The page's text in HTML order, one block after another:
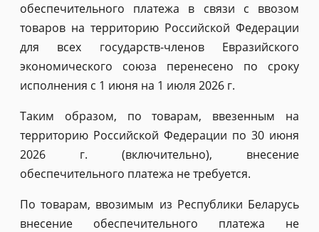
обеспечительного платежа в связи с ввозом
товаров на территорию Российской Федерации
для всех государств-членов Евразийского
экономического союза перенесено по сроку
исполнения с 1 июня на 1 июля 2026 г.
Таким образом, по товарам, ввезенным на
территорию Российской Федерации по 30 июня
2026 г. (включительно), внесение
обеспечительного платежа не требуется.
По товарам, ввозимым из Республики Беларусь
внесение обеспечительного платежа не